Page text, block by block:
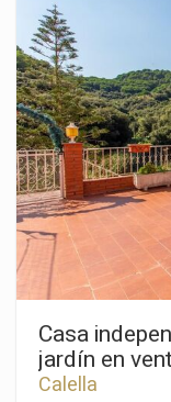
de cortesía. Desde
las terrazas con
accedemos a la
vistas al mar.
con el dormitorio
del Mar
incorpora baño
encontramos dos
segundo baño
dedicada al garaje
directo. La casa
de aluminio de la
acondicionado
de calor, suelos
de garaje con
Casa
jardín en
Calella